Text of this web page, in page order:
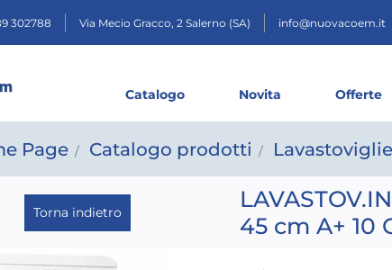
302788 Via Mecio Gracco, 2 Salerno (SA) info@nuovacoem.it
Catalogo Novita Offerte
Page Catalogo prodotti Lavastoviglie
Torna indietro
45 cm A+ 10